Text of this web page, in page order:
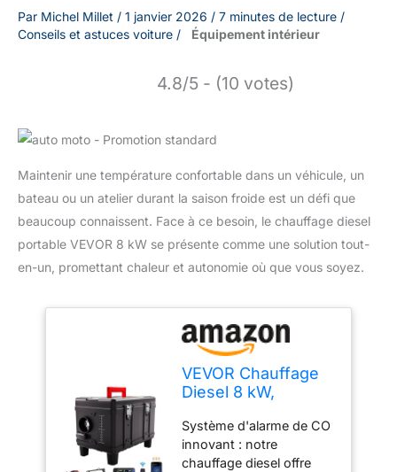
Par Michel Millet / 1 janvier 2026 / 7 minutes de lecture /
Conseils et astuces voiture / Équipement intérieur
4.8/5 - (10 votes)
Maintenir une température confortable dans un véhicule, un
bateau ou un atelier durant la saison froide est un défi que
beaucoup connaissent. Face à ce besoin, le chauffage diesel
portable VEVOR 8 kW se présente comme une solution tout-
en-un, promettant chaleur et autonomie où que vous soyez.
VEVOR Chauffage
Diesel 8 kW,
Diesel Tout-en-Un
12/24/220 V,
Contrôle par App
Système d'alarme de CO
innovant : notre
chauffage diesel offre